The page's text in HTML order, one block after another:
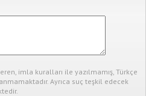
imla kuralları ile yazılmamış, Türkçe
Ayrıca suç teşkil edecek